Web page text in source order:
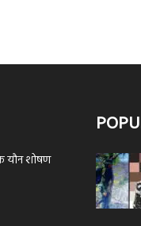
यौन शोषण